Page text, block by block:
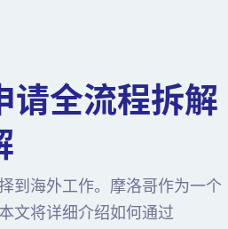
请全流程拆解
到海外工作。摩洛哥作为一个
文将详细介绍如何通过